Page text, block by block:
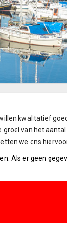
kwalitatief
van het
we ons
Als er geen